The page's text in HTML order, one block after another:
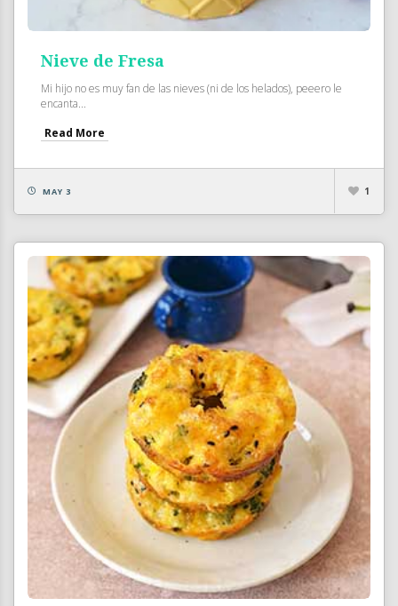
Nieve de Fresa
Mi hijo no es muy fan de las nieves (ni de los helados), peeero le
encanta...
Read More
MAY 3 1